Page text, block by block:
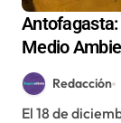
Medio
oficio por
diciembre
Redacción
El 18 de diciembre de 2018 la Oficina del Diputado